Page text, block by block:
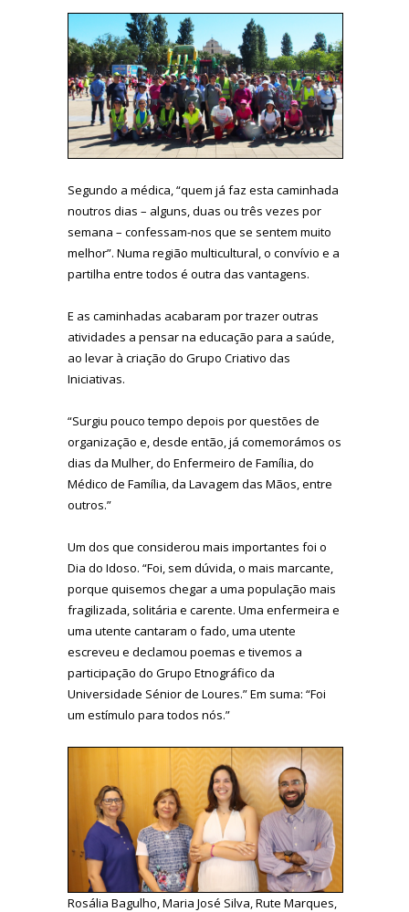
Segundo a médica, “quem já faz esta caminhada
noutros dias – alguns, duas ou três vezes por
semana – confessam-nos que se sentem muito
melhor”. Numa região multicultural, o convívio e a
partilha entre todos é outra das vantagens.
E as caminhadas acabaram por trazer outras
atividades a pensar na educação para a saúde,
ao levar à criação do Grupo Criativo das
Iniciativas.
“Surgiu pouco tempo depois por questões de
organização e, desde então, já comemorámos os
dias da Mulher, do Enfermeiro de Família, do
Médico de Família, da Lavagem das Mãos, entre
outros.”
Um dos que considerou mais importantes foi o
Dia do Idoso. “Foi, sem dúvida, o mais marcante,
porque quisemos chegar a uma população mais
fragilizada, solitária e carente. Uma enfermeira e
uma utente cantaram o fado, uma utente
escreveu e declamou poemas e tivemos a
participação do Grupo Etnográfico da
Universidade Sénior de Loures.” Em suma: “Foi
um estímulo para todos nós.”
Rosália Bagulho, Maria José Silva, Rute Marques,